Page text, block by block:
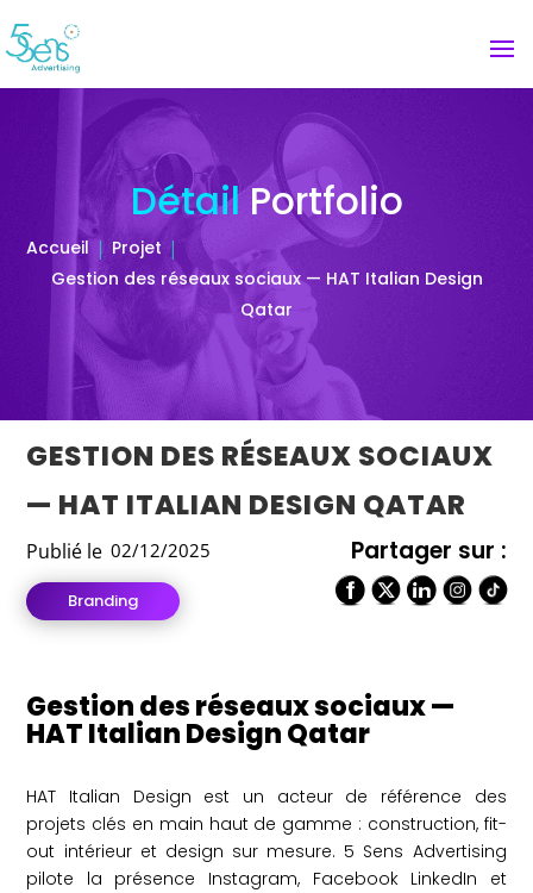
DétailPortfolio
Accueil
Projet
Gestion des réseaux sociaux — HAT Italian Design
Qatar
GESTION DES RÉSEAUX SOCIAUX
— HAT ITALIAN DESIGN QATAR
Publié le 02/12/2025
Branding
Partager sur :
Gestion des réseaux sociaux —
HAT Italian Design Qatar
HAT Italian Design est un acteur de référence des
projets clés en main haut de gamme : construction, fit-
out intérieur et design sur mesure. 5 Sens Advertising
pilote la présence Instagram, Facebook LinkedIn et